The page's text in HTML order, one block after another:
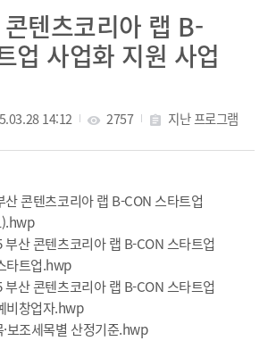
텐츠코리아 랩 B-
업 사업화 지원 사업
14:12 visibility 2757 assignment 지난 프로그램
산 콘텐츠코리아 랩 B-CON 스타트업
부산 콘텐츠코리아 랩 B-CON 스타트업
타트업.hwp
부산 콘텐츠코리아 랩 B-CON 스타트업
비창업자.hwp
보조세목별 산정기준.hwp